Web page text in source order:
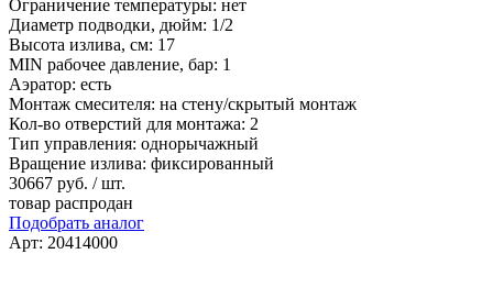
Ограничение температуры: нет
Диаметр подводки, дюйм: 1/2
Высота излива, см: 17
MIN рабочее давление, бар: 1
Аэратор: есть
Монтаж смесителя: на стену/скрытый монтаж
Кол-во отверстий для монтажа: 2
Тип управления: однорычажный
Вращение излива: фиксированный
30667 руб. / шт.
товар распродан
Подобрать аналог
Арт: 20414000